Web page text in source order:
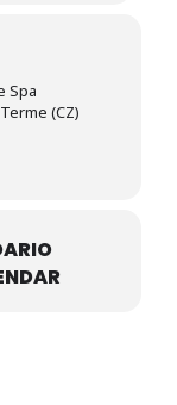
Spa
(CZ)